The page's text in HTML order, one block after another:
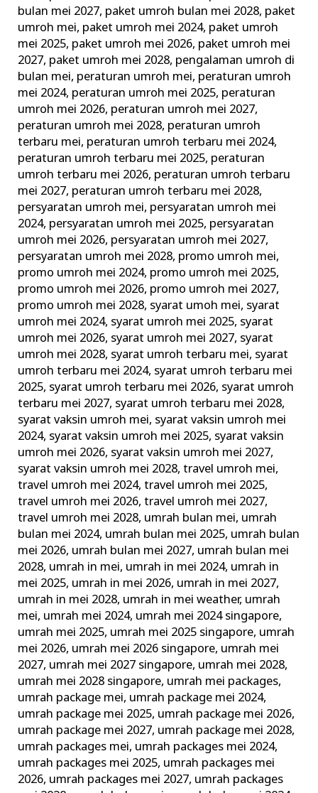
bulan mei 2027, paket umroh bulan mei 2028, paket
umroh mei, paket umroh mei 2024, paket umroh
mei 2025, paket umroh mei 2026, paket umroh mei
2027, paket umroh mei 2028, pengalaman umroh di
bulan mei, peraturan umroh mei, peraturan umroh
mei 2024, peraturan umroh mei 2025, peraturan
umroh mei 2026, peraturan umroh mei 2027,
peraturan umroh mei 2028, peraturan umroh
terbaru mei, peraturan umroh terbaru mei 2024,
peraturan umroh terbaru mei 2025, peraturan
umroh terbaru mei 2026, peraturan umroh terbaru
mei 2027, peraturan umroh terbaru mei 2028,
persyaratan umroh mei, persyaratan umroh mei
2024, persyaratan umroh mei 2025, persyaratan
umroh mei 2026, persyaratan umroh mei 2027,
persyaratan umroh mei 2028, promo umroh mei,
promo umroh mei 2024, promo umroh mei 2025,
promo umroh mei 2026, promo umroh mei 2027,
promo umroh mei 2028, syarat umoh mei, syarat
umroh mei 2024, syarat umroh mei 2025, syarat
umroh mei 2026, syarat umroh mei 2027, syarat
umroh mei 2028, syarat umroh terbaru mei, syarat
umroh terbaru mei 2024, syarat umroh terbaru mei
2025, syarat umroh terbaru mei 2026, syarat umroh
terbaru mei 2027, syarat umroh terbaru mei 2028,
syarat vaksin umroh mei, syarat vaksin umroh mei
2024, syarat vaksin umroh mei 2025, syarat vaksin
umroh mei 2026, syarat vaksin umroh mei 2027,
syarat vaksin umroh mei 2028,travel umroh mei,
travel umroh mei 2024,travel umroh mei 2025,
travel umroh mei 2026,travel umroh mei 2027,
travel umroh mei 2028, umrah bulan mei, umrah
bulan mei 2024, umrah bulan mei 2025, umrah bulan
mei 2026, umrah bulan mei 2027, umrah bulan mei
2028, umrah in mei, umrah in mei 2024, umrah in
mei 2025, umrah in mei 2026, umrah in mei 2027,
umrah in mei 2028, umrah in mei weather, umrah
mei, umrah mei 2024, umrah mei 2024 singapore,
umrah mei 2025, umrah mei 2025 singapore, umrah
mei 2026, umrah mei 2026 singapore, umrah mei
2027, umrah mei 2027 singapore, umrah mei 2028,
umrah mei 2028 singapore, umrah mei packages,
umrah package mei, umrah package mei 2024,
umrah package mei 2025, umrah package mei 2026,
umrah package mei 2027, umrah package mei 2028,
umrah packages mei, umrah packages mei 2024,
umrah packages mei 2025, umrah packages mei
2026, umrah packages mei 2027, umrah packages